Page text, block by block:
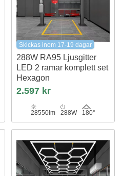
Skickas inom 17-19 dagar
288W RA95 Ljusgitter
LED 2 ramar komplett set
Hexagon
Inkl. strömanslutning
2.597 kr
28550lm 288W 180°